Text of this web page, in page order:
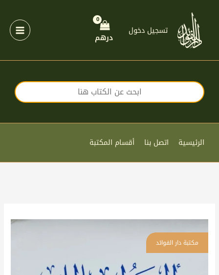
المحتوى
تسجيل دخول
درهم
الرئيسية اتصل بنا أقسام المكتبة
غلاف